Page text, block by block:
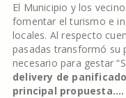
El Municipio y los
fomentar el turismo e
locales. Al respecto
pasadas transformó su
necesario para gestar
delivery de
principal